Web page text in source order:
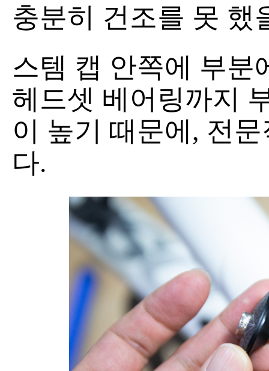
충분히 건조를 못 했
스템 캡 안쪽에 부분
헤드셋 베어링까지
이 높기 때문에, 전
다.